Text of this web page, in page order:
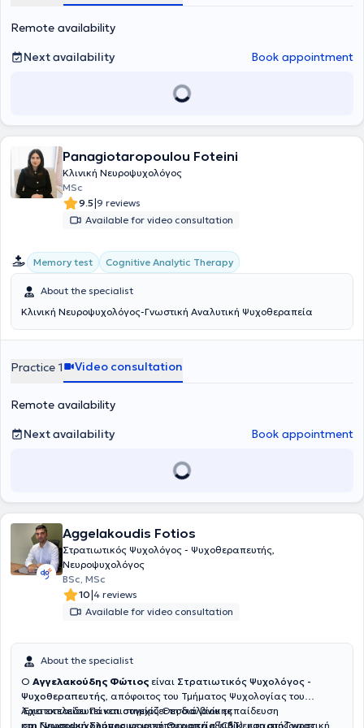
Remote availability
Next availability
Book appointment
Panagiotaropoulou Foteini
Κλινική Νευροψυχολόγος
MSc
9.5|9 reviews
Available for video consultation
Memory test Cognitive Analytic Therapy
About the specialist
Κλινική Νευροψυχολόγος-Γνωστική Αναλυτική Ψυχοθεραπεία
Practice 1 Video consultation
Remote availability
Next availability
Book appointment
Aggelakoudis Fotios
Στρατιωτικός Ψυχολόγος - Ψυχοθεραπευτής,
Νευροψυχολόγος
BSc, MSc
10|4 reviews
Available for video consultation
About the specialist
Ο Αγγελακούδης Φώτιος είναι Στρατιωτικός Ψυχολόγος -
Ψυχοθεραπευτής, απόφοιτος του Τμήματος Ψυχολογίας του
Αριστοτελείου Πανεπιστημίου Θεσσαλονίκης
και Νευροψυχολόγοςμε μεταπτυχιακή εξειδίκευση στη Γνωστική
Έχει εκπαιδευτεί και συνεχίζει τη διά βίου εκπαίδευση
στη Γνωσιακή Συμπεριφορική Θεραπεία (CBT), εφαρμόζοντας